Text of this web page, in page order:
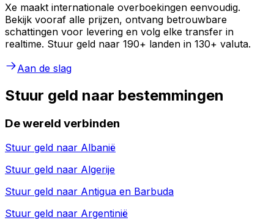
Xe maakt internationale overboekingen eenvoudig.
Bekijk vooraf alle prijzen, ontvang betrouwbare
schattingen voor levering en volg elke transfer in
realtime. Stuur geld naar 190+ landen in 130+ valuta.
Aan de slag
Stuur geld naar bestemmingen
De wereld verbinden
Stuur geld naar Albanië
Stuur geld naar Algerije
Stuur geld naar Antigua en Barbuda
Stuur geld naar Argentinië